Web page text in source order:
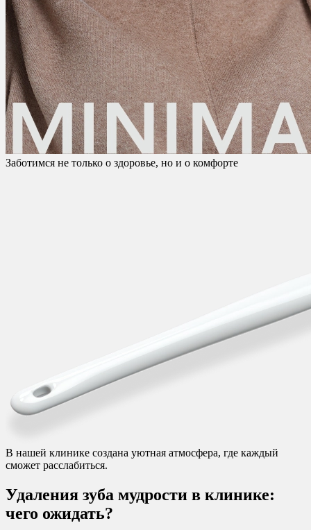
Заботимся не только о здоровье, но и о комфорте
В нашей клинике создана уютная атмосфера, где каждый
сможет расслабиться.
Удаления зуба мудрости в клинике:
чего ожидать?